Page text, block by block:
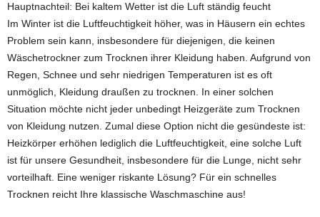
Hauptnachteil: Bei kaltem Wetter ist die Luft ständig feucht
Im Winter ist die Luftfeuchtigkeit höher, was in Häusern ein echtes
Problem sein kann, insbesondere für diejenigen, die keinen
Wäschetrockner zum Trocknen ihrer Kleidung haben. Aufgrund von
Regen, Schnee und sehr niedrigen Temperaturen ist es oft
unmöglich, Kleidung draußen zu trocknen. In einer solchen
Situation möchte nicht jeder unbedingt Heizgeräte zum Trocknen
von Kleidung nutzen. Zumal diese Option nicht die gesündeste ist:
Heizkörper erhöhen lediglich die Luftfeuchtigkeit, eine solche Luft
ist für unsere Gesundheit, insbesondere für die Lunge, nicht sehr
vorteilhaft. Eine weniger riskante Lösung? Für ein schnelles
Trocknen reicht Ihre klassische Waschmaschine aus!